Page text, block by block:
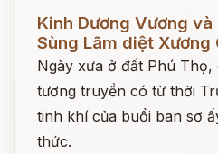
Kinh Dương Vương và
Sùng Lãm diệt Xương
Ngày xưa ở đất Phú
tương truyền có từ thời
tinh khí của buổi ban sơ
thức.